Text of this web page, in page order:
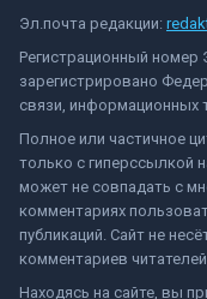
Эл.почта редакции:
Регистрационный номер
зарегистрировано
связи, информационных
Полное или частичное
только с гиперссылкой
может не совпадать с
комментариях
публикаций. Сайт не
комментариев
Находясь на сайте, вы